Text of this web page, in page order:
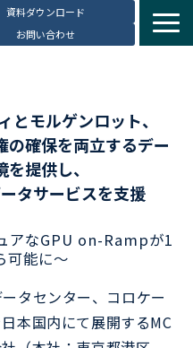
資料ダウンロード
お問い合わせ
ー拠点
例
せ
情報
とモルゲンロット、
の確保を両立するデー
提供し、
タサービスを支援
アなGPU on-Rampが1
可能に～
タセンター、コロケー
本国内にて展開するMC